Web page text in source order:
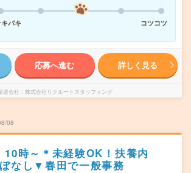
パキ
コツコツ
応募へ進む 詳しく見る
遣会社 株式会社リクルートスタッフィング
08
10時～＊未経験OK！扶養内
なし▼春田で一般事務